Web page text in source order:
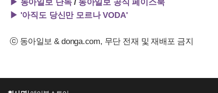
▶ 동아일보 단독/ 동아일보 공식 페이스북
▶ '아직도 당신만 모르나 VODA'
ⓒ 동아일보 & donga.com, 무단 전재 및 재배포 금지